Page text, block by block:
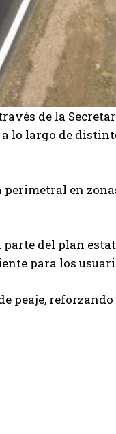
de la
a lo largo de
en
parte del plan
para los
peaje,